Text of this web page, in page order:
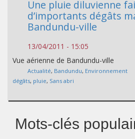
Une pluie diluvienne
d’importants dégâts
Bandundu-ville
13/04/2011 - 15:05
Vue aérienne de Bandundu-ville
Actualité, Bandundu, Environnement
dégâts, pluie, Sans abri
Mots-clés